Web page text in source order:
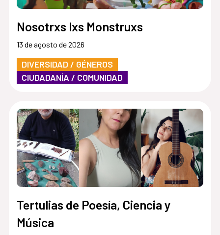
Nosotrxs lxs Monstruxs
13 de agosto de 2026
DIVERSIDAD / GÉNEROS
CIUDADANÍA / COMUNIDAD
Tertulias de Poesía, Ciencia y
Música